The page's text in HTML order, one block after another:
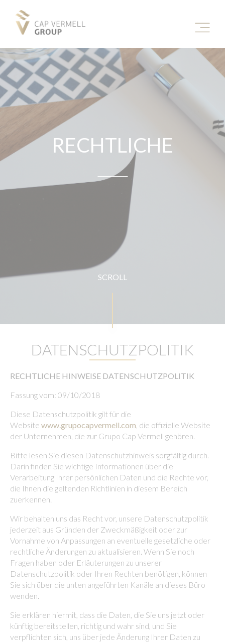
RECHTLICHE
SCROLL
DATENSCHUTZPOLITIK
RECHTLICHE HINWEISE DATENSCHUTZPOLITIK
Fassung vom: 09/10/2018
Diese Datenschutzpolitik gilt für die
Website www.grupocapvermell.com , die offizielle Website
der Unternehmen, die zur Grupo Cap Vermell gehören.
Bitte lesen Sie diesen Datenschutzhinweis sorgfältig durch.
Darin finden Sie wichtige Informationen über die
Verarbeitung Ihrer persönlichen Daten und die Rechte vor,
die Ihnen die geltenden Richtlinien in diesem Bereich
zuerkennen.
Wir behalten uns das Recht vor, unsere Datenschutzpolitik
jederzeit aus Gründen der Zweckmäßigkeit oder zur
Vornahme von Anpassungen an eventuelle gesetzliche oder
rechtliche Änderungen zu aktualisieren. Wenn Sie noch
Fragen haben oder Erläuterungen zu unserer
Datenschutzpolitik oder Ihren Rechten benötigen, können
Sie sich über die unten angeführten Kanäle an dieses Büro
wenden.
Sie erklären hiermit, dass die Daten, die Sie uns jetzt oder
künftig bereitstellen, richtig und wahr sind, und Sie
verpflichten sich, uns über jede Änderung Ihrer Daten zu